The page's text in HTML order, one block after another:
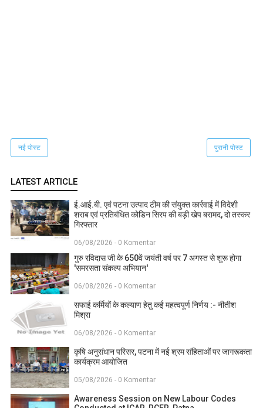
नई पोस्ट पुरानी पोस्ट
LATEST ARTICLE
ई.आई.बी. एवं पटना उत्पाद टीम की संयुक्त कार्रवाई में विदेशी
शराब एवं प्रतिबंधित कोडिन सिरप की बड़ी खेप बरामद, दो तस्कर
गिरफ्तार
06/08/2026 - 0 Komentar
गुरु रविदास जी के 650वें जयंती वर्ष पर 7 अगस्त से शुरू होगा
'समरसता संकल्प अभियान'
06/08/2026 - 0 Komentar
सफाई कर्मियों के कल्याण हेतु कई महत्वपूर्ण निर्णय :- नीतीश
मिश्रा
06/08/2026 - 0 Komentar
कृषि अनुसंधान परिसर, पटना में नई श्रम संहिताओं पर जागरूकता
कार्यक्रम आयोजित
05/08/2026 - 0 Komentar
Awareness Session on New Labour Codes